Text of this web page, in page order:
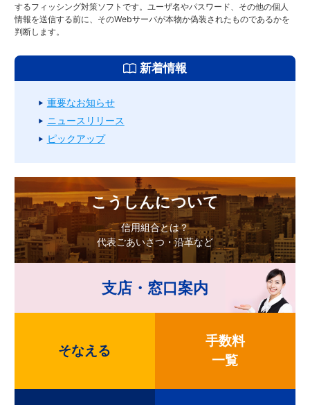
するフィッシング対策ソフトです。ユーザ名やパスワード、その他の個人
情報を送信する前に、そのWebサーバが本物か偽装されたものであるかを
判断します。
新着情報
重要なお知らせ
ニュースリリース
ピックアップ
こうしんについて
信用組合とは？
代表ごあいさつ・沿革など
支店・窓口案内
そなえる
手数料
一覧